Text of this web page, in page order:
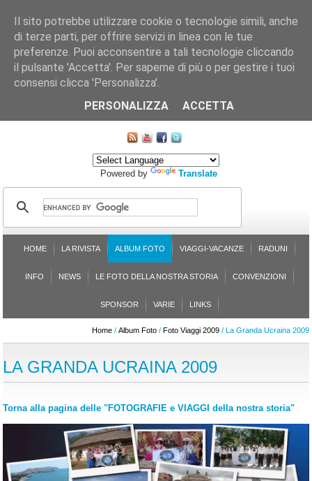
CHI SIAMO LE SEZIONI ASSICURGRANDA
ISCRIZIONE L'AVVOCATO RISPONDE SONDAGGI
Powered by Translate
HOME LA RIVISTA ALBUM FOTO VIAGGI-VACANZE RADUNI
INFO NEWS LE FOTO DELLA NOSTRA STORIA CONVENZIONI
SPONSOR VARIE LINKS
Home/ Album Foto/ Foto Viaggi 2009/ La Granda Ucraina 2009
LA GRANDA UCRAINA 2009
Torna alla pagina delle "FOTOGRAFIE e VIAGGI della nostra storia"
Il sito potrebbe utilizzare cookie o tecnologie simili, anche
di terze parti, per offrire servizi in linea con le tue
preferenze. Puoi acconsentire a tali tecnologie cliccando
il pulsante 'Accetta'. Per saperne di più o per gestire i tuoi
consensi clicca 'Personalizza'.
PERSONALIZZA
ACCETTA